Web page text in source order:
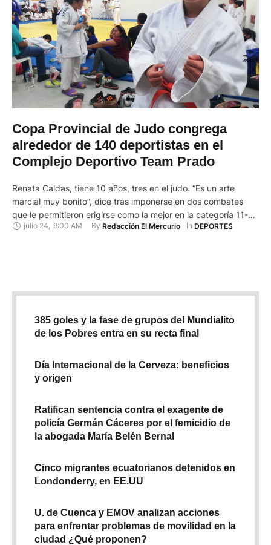
Copa Provincial de Judo congrega
alrededor de 140 deportistas en el
Complejo Deportivo Team Prado
Renata Caldas, tiene 10 años, tres en el judo. “Es un arte
marcial muy bonito”, dice tras imponerse en dos combates
que le permitieron erigirse como la mejor en la categoría 11-12
años, 38 kg, en la primera edición de la Copa Provincial
julio 24, 9:00 AM By Redacción El Mercurio In DEPORTES
385 goles y la fase de grupos del Mundialito
de los Pobres entra en su recta final
Día Internacional de la Cerveza: beneficios
y origen
Ratifican sentencia contra el exagente de
policía Germán Cáceres por el femicidio de
la abogada María Belén Bernal
Cinco migrantes ecuatorianos detenidos en
Londonderry, en EE.UU
U. de Cuenca y EMOV analizan acciones
para enfrentar problemas de movilidad en la
ciudad ¿Qué proponen?